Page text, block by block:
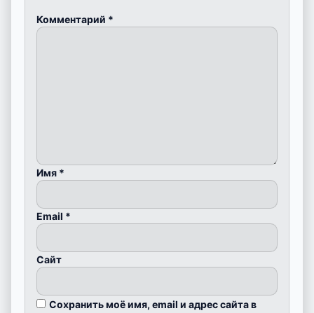
Комментарий *
Имя *
Email *
Сайт
Сохранить моё имя, email и адрес сайта в